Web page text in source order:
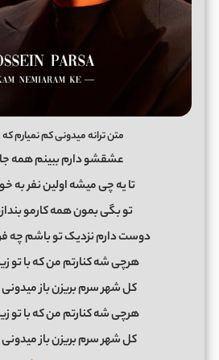
متن ترانه میدونی کم نمیارم
عشقشو دارم ببینم همه
تا یه چی میشه اولین نفر به
تو بگی بمون همه کارمو
دوست دارم نزدیک تو باشم چه
هرچی شه کنارتم من که با تو
کل شهر سرم بریزن باز
هرچی شه کنارتم من که با تو
کل شهر سرم بریزن باز